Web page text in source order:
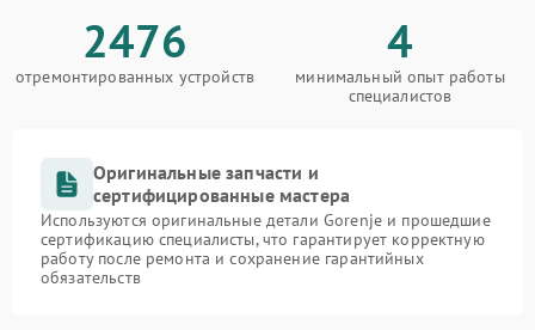
2476
отремонтированных устройств
4
минимальный опыт работы
специалистов
Оригинальные запчасти и
сертифицированные мастера
Используются оригинальные детали Gorenje и прошедшие
сертификацию специалисты, что гарантирует корректную
работу после ремонта и сохранение гарантийных
обязательств